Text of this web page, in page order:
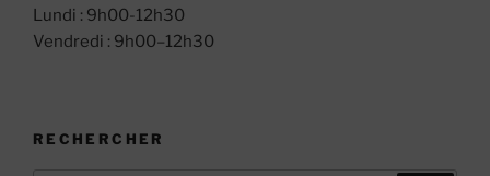
Lundi : 9h00-12h30
Vendredi : 9h00–12h30
RECHERCHER